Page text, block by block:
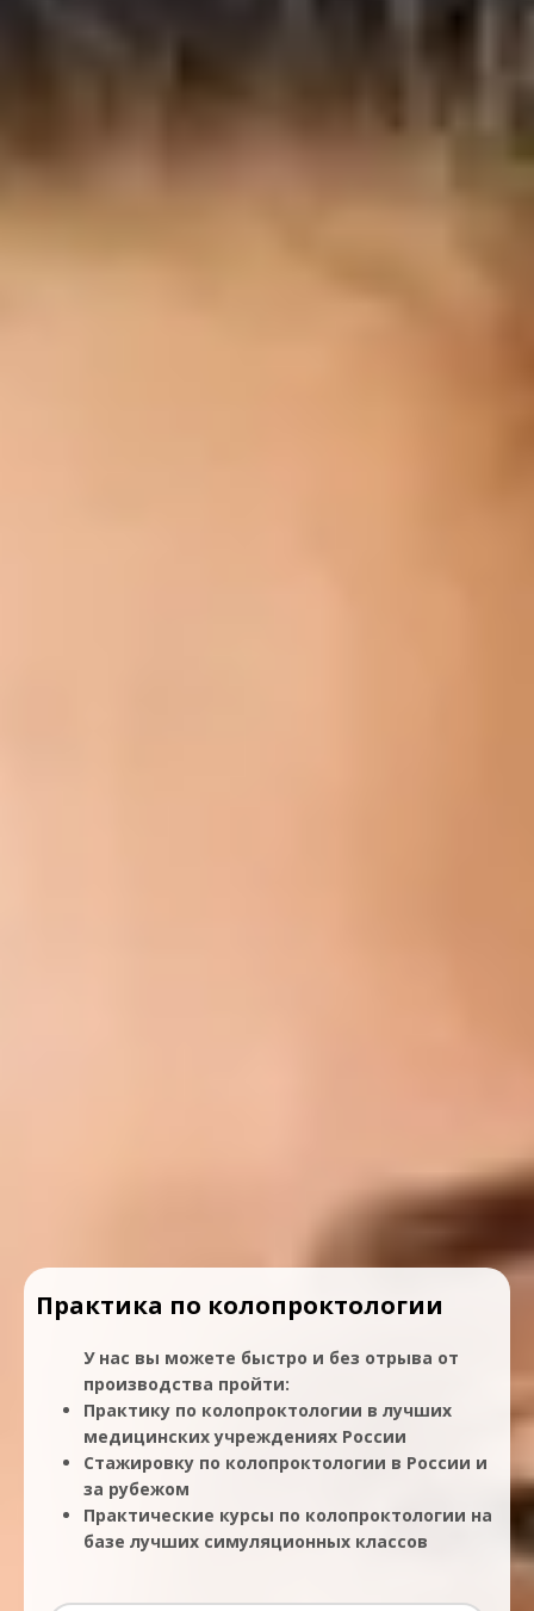
Практика по колопроктологии
У нас вы можете быстро и без отрыва от
производства пройти:
Практику по колопроктологии в лучших
медицинских учреждениях России
Стажировку по колопроктологии в России и
за рубежом
Практические курсы по колопроктологии на
базе лучших симуляционных классов